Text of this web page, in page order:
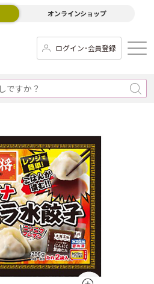
オンラインショップ
ログイン･会員登録